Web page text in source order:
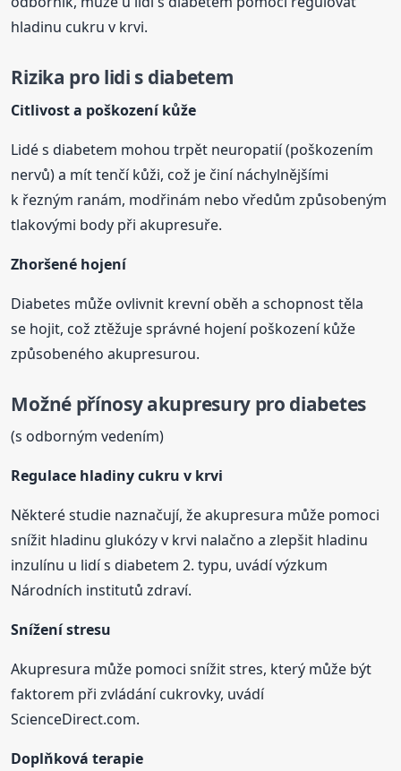
hladinu cukru v krvi.
Rizika pro lidi s diabetem
Citlivost a poškození kůže
Lidé s diabetem mohou trpět neuropatií (poškozením
nervů) a mít tenčí kůži, což je činí náchylnějšími
k řezným ranám, modřinám nebo vředům způsobeným
tlakovými body při akupresuře.
Zhoršené hojení
Diabetes může ovlivnit krevní oběh a schopnost těla
se hojit, což ztěžuje správné hojení poškození kůže
způsobeného akupresurou.
Možné přínosy akupresury pro diabetes
(s odborným vedením)
Regulace hladiny cukru v krvi
Některé studie naznačují, že akupresura může pomoci
snížit hladinu glukózy v krvi nalačno a zlepšit hladinu
inzulínu u lidí s diabetem 2. typu, uvádí výzkum
Národních institutů zdraví.
Snížení stresu
Akupresura může pomoci snížit stres, který může být
faktorem při zvládání cukrovky, uvádí
ScienceDirect.com.
Doplňková terapie